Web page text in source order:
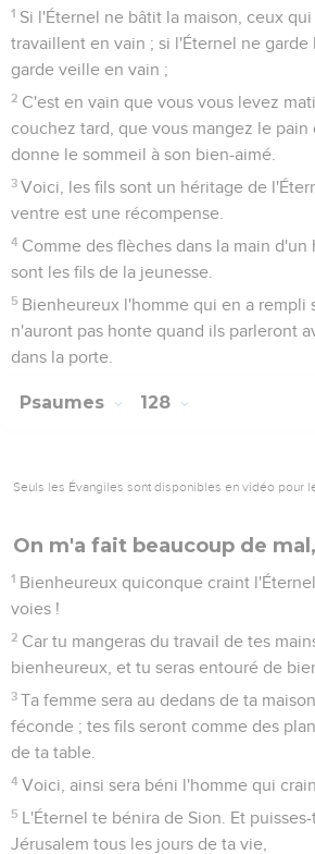
travaillent en vain ; si l'Éternel ne garde
garde veille en vain ;
2 C'est en vain que vous vous levez
couchez tard, que vous mangez le pain
donne le sommeil à son bien-aimé.
3 Voici, les fils sont un héritage de
ventre est une récompense.
4 Comme des flèches dans la main d'un
sont les fils de la jeunesse.
5 Bienheureux l'homme qui en a rempli
n'auront pas honte quand ils parleront
dans la porte.
Psaumes
1 Bienheureux quiconque craint
voies !
2 Car tu mangeras du travail de tes
bienheureux, et tu seras entouré de
3 Ta femme sera au dedans de ta
féconde ; tes fils seront comme des
de ta table.
4 Voici, ainsi sera béni l'homme qui
5 L'Éternel te bénira de Sion. Et puisses-
Jérusalem tous les jours de ta vie,
6 Et voir des fils de tes fils ! La paix soit